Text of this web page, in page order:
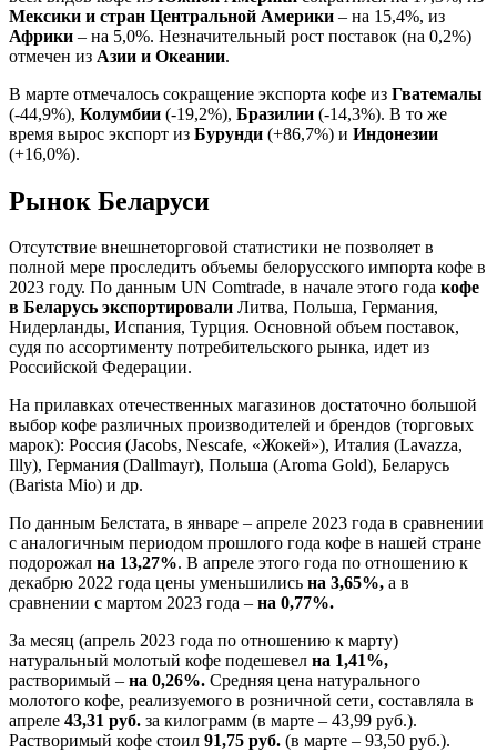
Мексики и стран Центральной Америки – на 15,4%, из
Африки – на 5,0%. Незначительный рост поставок (на 0,2%)
отмечен из Азии и Океании.
В марте отмечалось сокращение экспорта кофе из Гватемалы
(-44,9%), Колумбии (-19,2%), Бразилии (-14,3%). В то же
время вырос экспорт из Бурунди (+86,7%) и Индонезии
(+16,0%).
Рынок Беларуси
Отсутствие внешнеторговой статистики не позволяет в
полной мере проследить объемы белорусского импорта кофе в
2023 году. По данным UN Comtrade, в начале этого года кофе
в Беларусь экспортировали Литва, Польша, Германия,
Нидерланды, Испания, Турция. Основной объем поставок,
судя по ассортименту потребительского рынка, идет из
Российской Федерации.
На прилавках отечественных магазинов достаточно большой
выбор кофе различных производителей и брендов (торговых
марок): Россия (Jacobs, Nescafe, «Жокей»), Италия (Lavazza,
Illy), Германия (Dallmayr), Польша (Aroma Gold), Беларусь
(Barista Mio) и др.
По данным Белстата, в январе – апреле 2023 года в сравнении
с аналогичным периодом прошлого года кофе в нашей стране
подорожал на 13,27%. В апреле этого года по отношению к
декабрю 2022 года цены уменьшились на 3,65%, а в
сравнении с мартом 2023 года – на 0,77%.
За месяц (апрель 2023 года по отношению к марту)
натуральный молотый кофе подешевел на 1,41%,
растворимый – на 0,26%. Средняя цена натурального
молотого кофе, реализуемого в розничной сети, составляла в
апреле 43,31 руб. за килограмм (в марте – 43,99 руб.).
Растворимый кофе стоил 91,75 руб. (в марте – 93,50 руб.).